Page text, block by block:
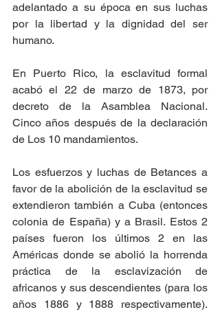
adelantado a su época en sus luchas
por la libertad y la dignidad del ser
humano.
En Puerto Rico, la esclavitud formal
acabó el 22 de marzo de 1873, por
decreto de la Asamblea Nacional.
Cinco años después de la declaración
de Los 10 mandamientos.
Los esfuerzos y luchas de Betances a
favor de la abolición de la esclavitud se
extendieron también a Cuba (entonces
colonia de España) y a Brasil. Estos 2
países fueron los últimos 2 en las
Américas donde se abolió la horrenda
práctica de la esclavización de
africanos y sus descendientes (para los
años 1886 y 1888 respectivamente).